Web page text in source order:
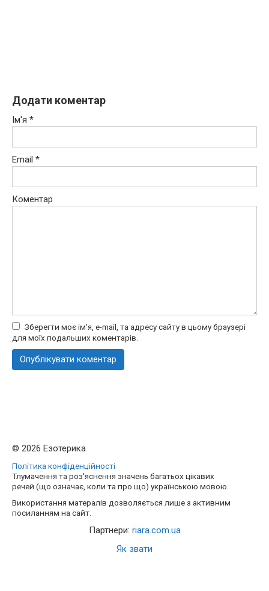
Додати коментар
Ім'я *
Email *
Коментар
Зберегти моє ім'я, e-mail, та адресу сайту в цьому браузері
для моїх подальших коментарів.
© 2026 Езотерика
Політика конфіденційності
Тлумачення та роз'яснення значень багатьох цікавих
речей (що означає, коли та про що) українською мовою.
Використання матералів дозволяється лише з активним
посиланням на сайт.
Партнери: riara.com.ua
Як звати